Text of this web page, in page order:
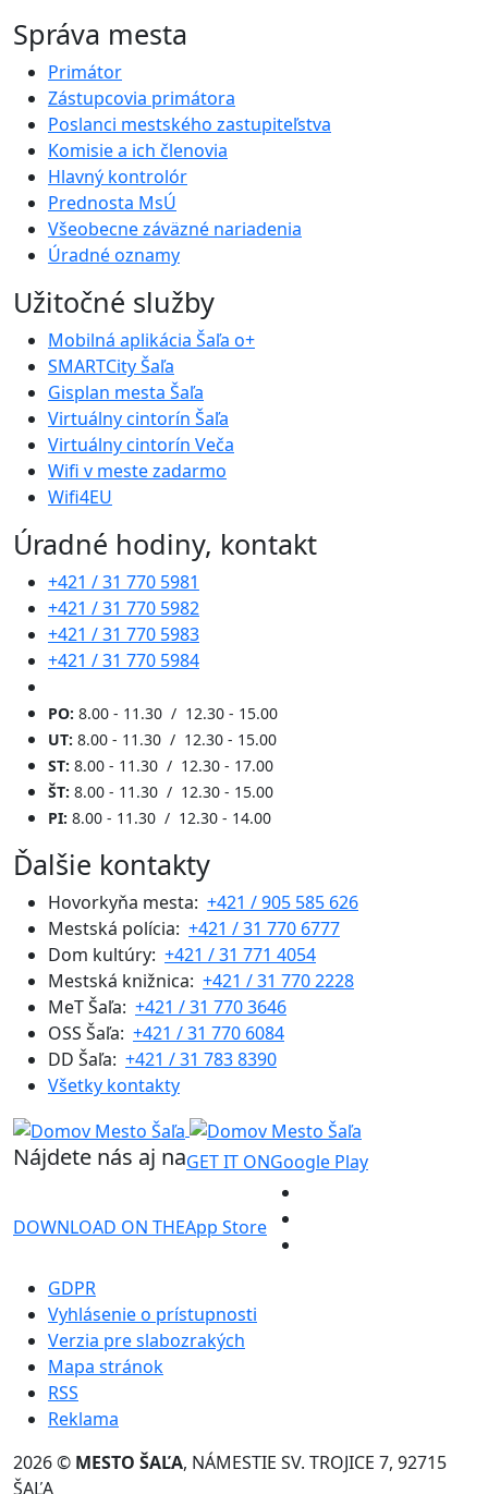
Správa mesta
Primátor
Zástupcovia primátora
Poslanci mestského zastupiteľstva
Komisie a ich členovia
Hlavný kontrolór
Prednosta MsÚ
Všeobecne záväzné nariadenia
Úradné oznamy
Užitočné služby
Mobilná aplikácia Šaľa o+
SMARTCity Šaľa
Gisplan mesta Šaľa
Virtuálny cintorín Šaľa
Virtuálny cintorín Veča
Wifi v meste zadarmo
Wifi4EU
Úradné hodiny, kontakt
+421 / 31 770 5981
+421 / 31 770 5982
+421 / 31 770 5983
+421 / 31 770 5984
PO: 8.00 - 11.30 / 12.30 - 15.00
UT: 8.00 - 11.30 / 12.30 - 15.00
ST: 8.00 - 11.30 / 12.30 - 17.00
ŠT: 8.00 - 11.30 / 12.30 - 15.00
PI: 8.00 - 11.30 / 12.30 - 14.00
Ďalšie kontakty
Hovorkyňa mesta: +421 / 905 585 626
Mestská polícia: +421 / 31 770 6777
Dom kultúry: +421 / 31 771 4054
Mestská knižnica: +421 / 31 770 2228
MeT Šaľa: +421 / 31 770 3646
OSS Šaľa: +421 / 31 770 6084
DD Šaľa: +421 / 31 783 8390
Všetky kontakty
Nájdete nás aj naGET IT ONGoogle Play
DOWNLOAD ON THEApp Store
GDPR
Vyhlásenie o prístupnosti
Verzia pre slabozrakých
Mapa stránok
RSS
Reklama
2026 © MESTO ŠAĽA, NÁMESTIE SV. TROJICE 7, 92715
ŠAĽA